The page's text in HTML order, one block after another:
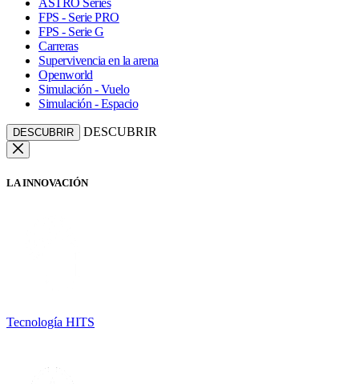
ASTRO Series
FPS - Serie PRO
FPS - Serie G
Carreras
Supervivencia en la arena
Openworld
Simulación - Vuelo
Simulación - Espacio
DESCUBRIR DESCUBRIR
LA INNOVACIÓN
Tecnología HITS